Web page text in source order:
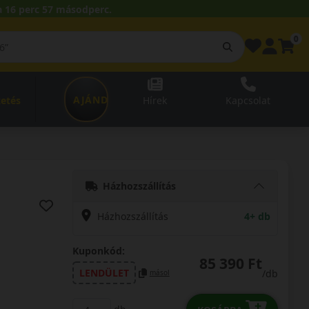
16 perc 56 másodperc.
AJÁNDÉKUTALVÁNY
Házhozszállítás
Házhozszállítás 4+ db
Kuponkód:
LENDÜLET
másol 85 390 Ft
/db